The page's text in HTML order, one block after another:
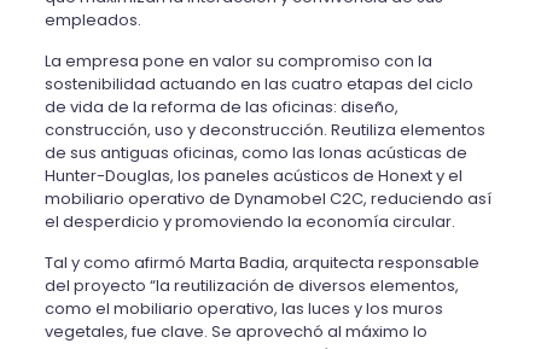
empleados.
La empresa pone en valor su compromiso con la
sostenibilidad actuando en las cuatro etapas del ciclo
de vida de la reforma de las oficinas: diseño,
construcción, uso y deconstrucción. Reutiliza elementos
de sus antiguas oficinas, como las lonas acústicas de
Hunter-Douglas, los paneles acústicos de Honext y el
mobiliario operativo de Dynamobel C2C, reduciendo así
el desperdicio y promoviendo la economía circular.
Tal y como afirmó Marta Badia, arquitecta responsable
del proyecto “la reutilización de diversos elementos,
como el mobiliario operativo, las luces y los muros
vegetales, fue clave. Se aprovechó al máximo lo